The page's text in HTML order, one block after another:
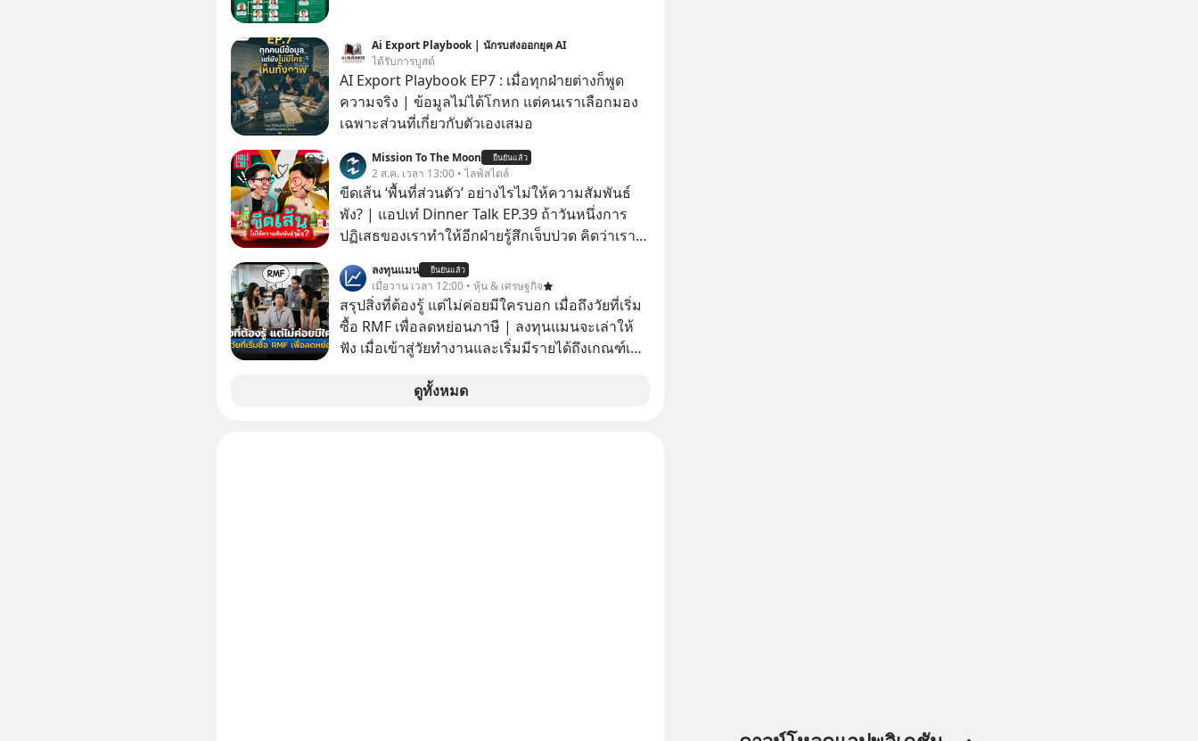
Ai Export Playbook | นักรบส่งออกยุค AI
ได้รับการบูสต์
AI Export Playbook EP7 : เมื่อทุกฝ่ายต่างก็พูด
ความจริง | ข้อมูลไม่ได้โกหก แต่คนเราเลือกมอง
เฉพาะส่วนที่เกี่ยวกับตัวเองเสมอ
Mission To The Moon ยืนยันแล้ว
2 ส.ค. เวลา 13:00 • ไลฟ์สไตล์
ขีดเส้น ‘พื้นที่ส่วนตัว’ อย่างไรไม่ให้ความสัมพันธ์
พัง? | แอปเท๋ Dinner Talk EP.39 ถ้าวันหนึ่งการ
ปฏิเสธของเราทำให้อีกฝ่ายรู้สึกเจ็บปวด คิดว่าเรา
ไม่เคยปฏิเสธใครอย่างนี้มาก่อน แต่พอตั้งใจจะ
‘สร้างขอบเขต’ เพื่อตัวเองดูสักครั้ง กลับทำให้เกิด
รอยร้าวในความสัมพันธ์เสียอย่างนั้น โดยรายการ
แอปเท๋ Dinner Talk ในวันนี้โฮสต์ทั้ง 2 ท่าน แทป-
รวิศ หาญอุตสาหะ และ เอ๋ นิ้วกลม-สราวุธ เฮ้ง
สวัสดิ์ จะพาทุกคนไปสำรวจวิธีสร้างขอบเขตเพื่อ
รักษาใจของตัวเองและรักษาความสัมพันธ์ของคน
ลงทุนแมน ยืนยันแล้ว
เมื่อวาน เวลา 12:00 • หุ้น & เศรษฐกิจ
สรุปสิ่งที่ต้องรู้ แต่ไม่ค่อยมีใครบอก เมื่อถึงวัยที่เริ่ม
ซื้อ RMF เพื่อลดหย่อนภาษี | ลงทุนแมนจะเล่าให้
ฟัง เมื่อเข้าสู่วัยทำงานและเริ่มมีรายได้ถึงเกณฑ์เสีย
เพราะนอกจากจะช่วยลดหย่อนภาษีได้แล้ว ยังเป็น
ดูทั้งหมด